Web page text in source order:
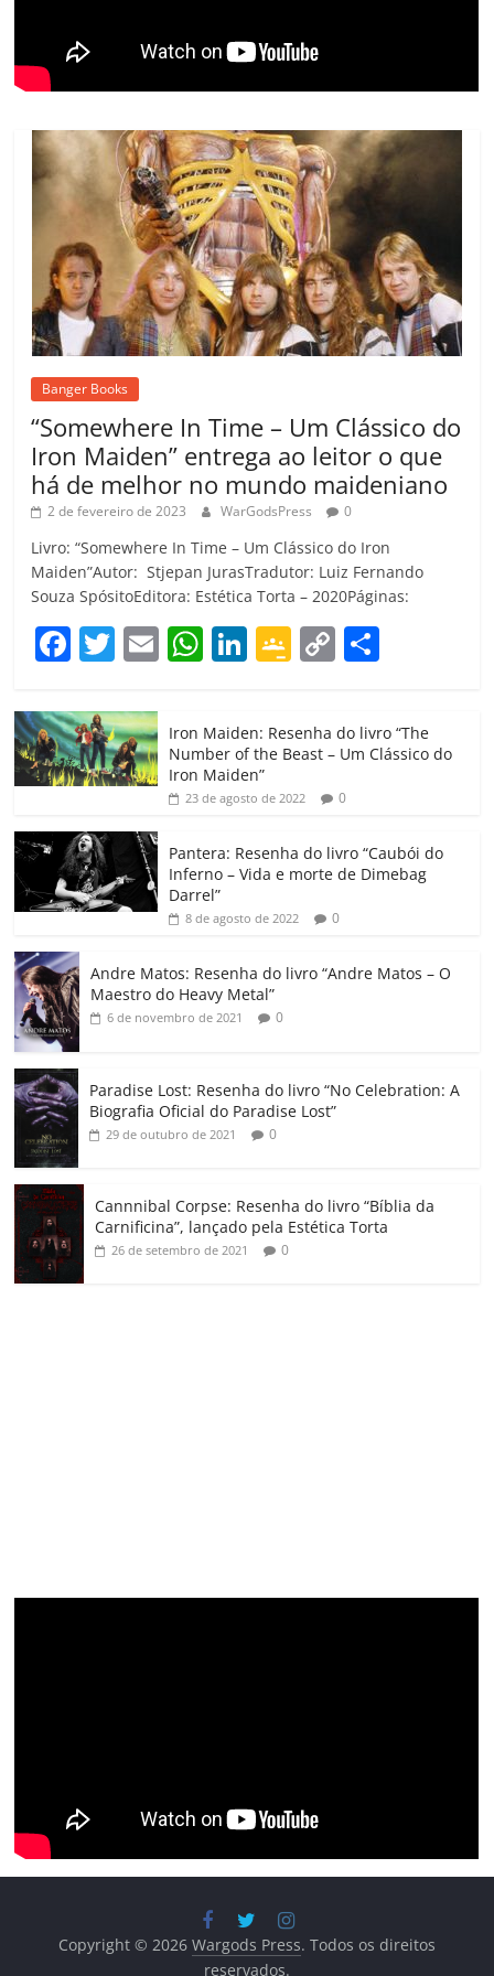
m
Banger Books
“Somewhere In Time – Um Clássico do
Iron Maiden” entrega ao leitor o que
há de melhor no mundo maideniano
2 de fevereiro de 2023 WarGodsPress 0
Livro: “Somewhere In Time – Um Clássico do Iron
Maiden”Autor: Stjepan JurasTradutor: Luiz Fernando
Souza SpósitoEditora: Estética Torta – 2020Páginas:
F
c
e
b
o
o
k
T
itt
er
E W
at
s
A
p
Li
e
dI
G
gl
e
Cl
a
ss
ro
o
C
p
y
Li
k
m
p
h
ar
Iron Maiden: Resenha do livro “The
Number of the Beast – Um Clássico do
Iron Maiden”
23 de agosto de 2022 0
Pantera: Resenha do livro “Caubói do
Inferno – Vida e morte de Dimebag
Darrel”
8 de agosto de 2022 0
Andre Matos: Resenha do livro “Andre Matos – O
Maestro do Heavy Metal”
6 de novembro de 2021 0
Paradise Lost: Resenha do livro “No Celebration: A
Biografia Oficial do Paradise Lost”
29 de outubro de 2021 0
Cannnibal Corpse: Resenha do livro “Bíblia da
Carnificina”, lançado pela Estética Torta
26 de setembro de 2021 0
Copyright © 2026 Wargods Press. Todos os direitos
reservados.